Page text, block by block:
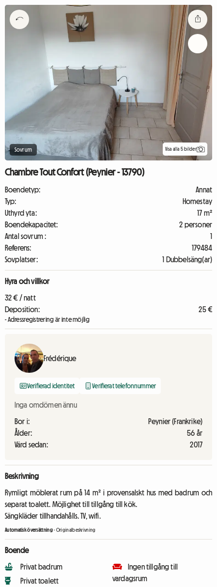
Sovrum Visa alla 5 bilder
Chambre Tout Confort (Peynier - 13790)
Boendetyp:
Annat
Typ:
Homestay
Uthyrd yta:
17 m²
Boendekapacitet:
2 personer
Antal sovrum :
1
Referens:
179484
Sovplatser:
1 Dubbelsäng(ar)
Hyra och villkor
32 € / natt
Deposition:
25 €
- Adressregistrering är inte möjlig
Frédérique
Verifierad identitet Verifierat telefonnummer
Inga omdömen ännu
Bor i:
Peynier (Frankrike)
Ålder:
56 år
Värd sedan:
2017
Beskrivning
Rymligt möblerat rum på 14 m² i provensalskt hus med badrum och
separat toalett. Möjlighet till tillgång till kök.
Sängkläder tillhandahålls. TV, wifi.
Automatisk översättning-Originalbeskrivning
Boende
Privat badrum
Privat toalett
Ingen tillgång till
vardagsrum